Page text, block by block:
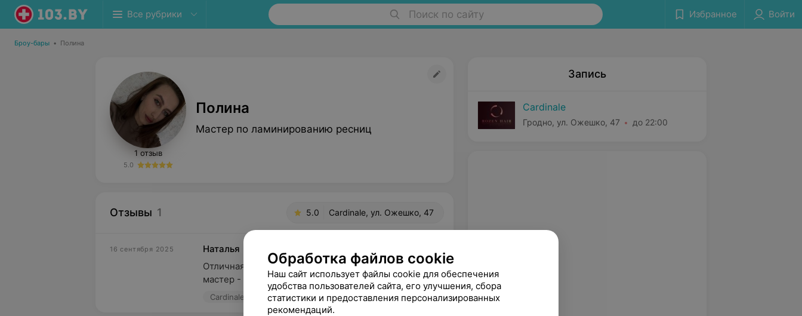
Все рубрики Поиск по сайту Избранное Войти
Броу-бары • Полина
1 отзыв
5.0
Полина
Мастер по ламинированию ресниц
Отзывы 1 5.0 Cardinale, ул. Ожешко, 47
16 сентября 2025
Наталья
Отличная работа - ламинирование ресниц, приятный
мастер - Полина!
Cardinale, ул. Ожешко, 47 Источник Yclients
Запись
Cardinale
Гродно, ул. Ожешко, 47 до 22:00
Обработка файлов cookie
Наш сайт использует файлы cookie для обеспечения
удобства пользователей сайта, его улучшения, сбора
статистики и предоставления персонализированных
рекомендаций.